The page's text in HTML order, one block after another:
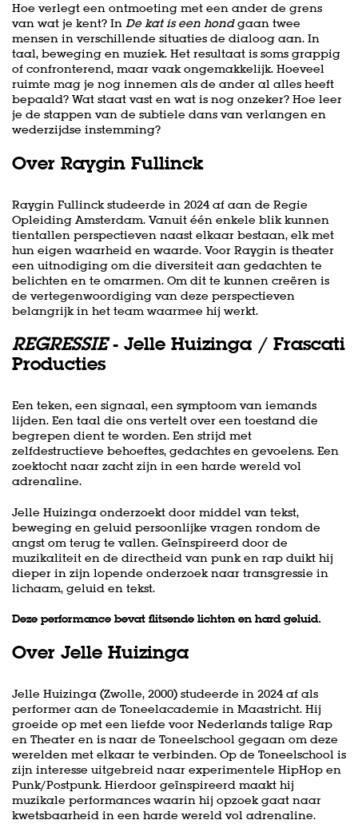
Hoe verlegt een ontmoeting met een ander de grens
van wat je kent? In De kat is een hondgaan twee
mensen in verschillende situaties de dialoog aan. In
taal, beweging en muziek. Het resultaat is soms grappig
of confronterend, maar vaak ongemakkelijk. Hoeveel
ruimte mag je nog innemen als de ander al alles heeft
bepaald? Wat staat vast en wat is nog onzeker? Hoe leer
je de stappen van de subtiele dans van verlangen en
wederzijdse instemming?
Over Raygin Fullinck
Raygin Fullinck studeerde in 2024 af aan de Regie
Opleiding Amsterdam. Vanuit één enkele blik kunnen
tientallen perspectieven naast elkaar bestaan, elk met
hun eigen waarheid en waarde. Voor Raygin is theater
een uitnodiging om die diversiteit aan gedachten te
belichten en te omarmen. Om dit te kunnen creëren is
de vertegenwoordiging van deze perspectieven
belangrijk in het team waarmee hij werkt.
REGRESSIE- Jelle Huizinga / Frascati
Producties
Een teken, een signaal, een symptoom van iemands
lijden. Een taal die ons vertelt over een toestand die
begrepen dient te worden. Een strijd met
zelfdestructieve behoeftes, gedachtes en gevoelens. Een
zoektocht naar zacht zijn in een harde wereld vol
adrenaline.
Jelle Huizinga onderzoekt door middel van tekst,
beweging en geluid persoonlijke vragen rondom de
angst om terug te vallen. Geïnspireerd door de
muzikaliteit en de directheid van punk en rap duikt hij
dieper in zijn lopende onderzoek naar transgressie in
lichaam, geluid en tekst.
Deze performance bevat flitsende lichten en hard geluid.
Over Jelle Huizinga
Jelle Huizinga (Zwolle, 2000) studeerde in 2024 af als
performer aan de Toneelacademie in Maastricht. Hij
groeide op met een liefde voor Nederlands talige Rap
en Theater en is naar de Toneelschool gegaan om deze
werelden met elkaar te verbinden. Op de Toneelschool is
zijn interesse uitgebreid naar experimentele HipHop en
Punk/Postpunk. Hierdoor geïnspireerd maakt hij
muzikale performances waarin hij opzoek gaat naar
kwetsbaarheid in een harde wereld vol adrenaline.